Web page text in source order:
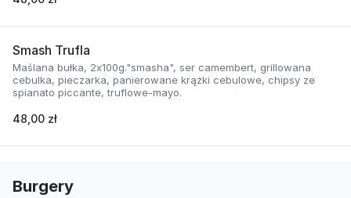
Smash Trufla
Maślana bułka, 2x100g."smasha", ser camembert, grillowana
cebulka, pieczarka, panierowane krążki cebulowe, chipsy ze
spianato piccante, truflowe-mayo.
48,00 zł
Burgery